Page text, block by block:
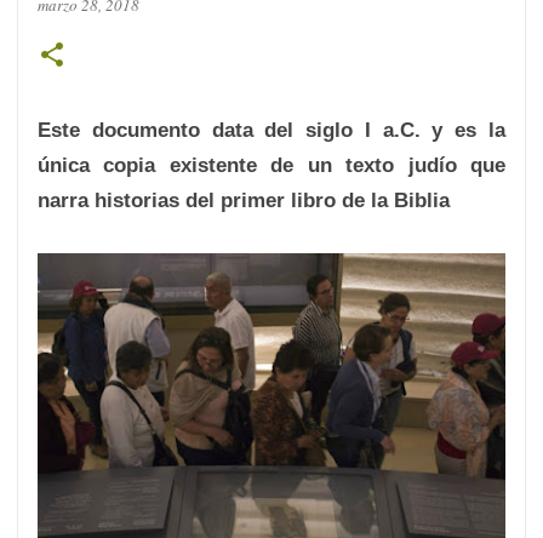
marzo 28, 2018
Este documento data del siglo I a.C. y es la
única copia existente de un texto judío que
narra historias del primer libro de la Biblia